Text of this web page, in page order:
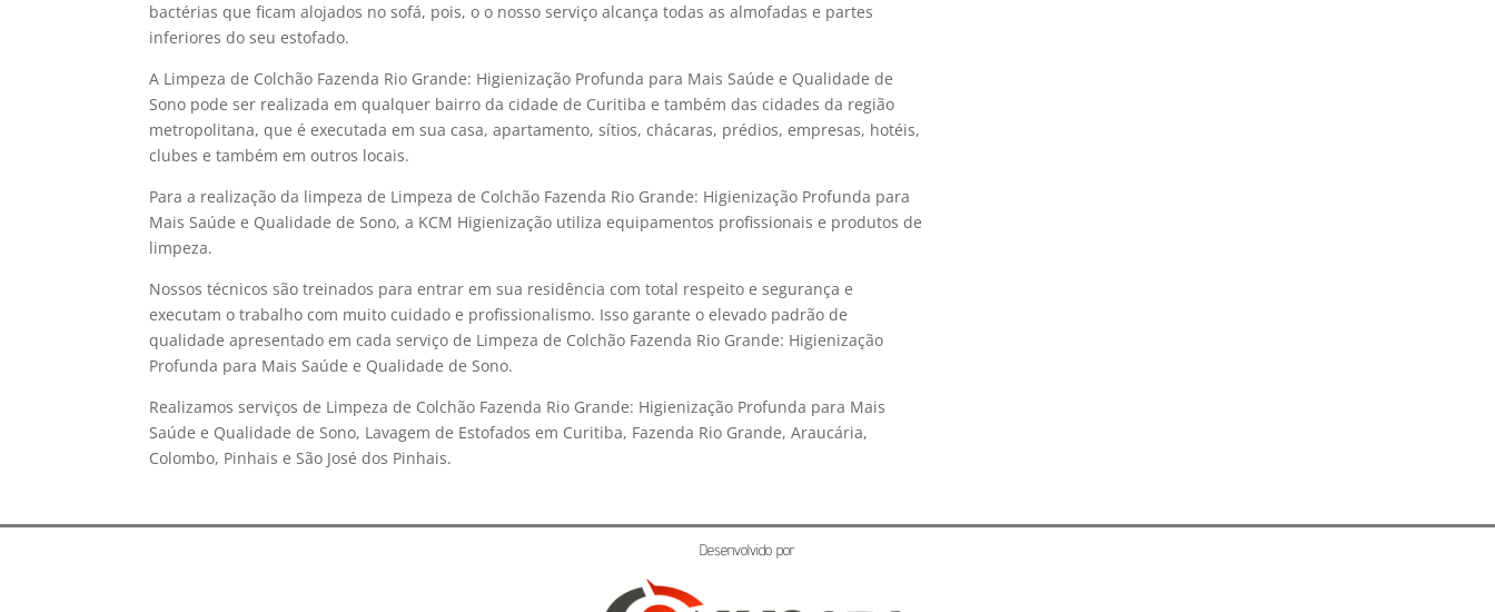
bactérias que ficam alojados no sofá, pois, o o nosso serviço alcança todas as almofadas e partes
inferiores do seu estofado.
A Limpeza de Colchão Fazenda Rio Grande: Higienização Profunda para Mais Saúde e Qualidade de
Sono pode ser realizada em qualquer bairro da cidade de Curitiba e também das cidades da região
metropolitana, que é executada em sua casa, apartamento, sítios, chácaras, prédios, empresas, hotéis,
clubes e também em outros locais.
Para a realização da limpeza de Limpeza de Colchão Fazenda Rio Grande: Higienização Profunda para
Mais Saúde e Qualidade de Sono, a KCM Higienização utiliza equipamentos profissionais e produtos de
limpeza.
Nossos técnicos são treinados para entrar em sua residência com total respeito e segurança e
executam o trabalho com muito cuidado e profissionalismo. Isso garante o elevado padrão de
qualidade apresentado em cada serviço de Limpeza de Colchão Fazenda Rio Grande: Higienização
Profunda para Mais Saúde e Qualidade de Sono.
Realizamos serviços de Limpeza de Colchão Fazenda Rio Grande: Higienização Profunda para Mais
Saúde e Qualidade de Sono, Lavagem de Estofados em Curitiba, Fazenda Rio Grande, Araucária,
Colombo, Pinhais e São José dos Pinhais.
Desenvolvido por